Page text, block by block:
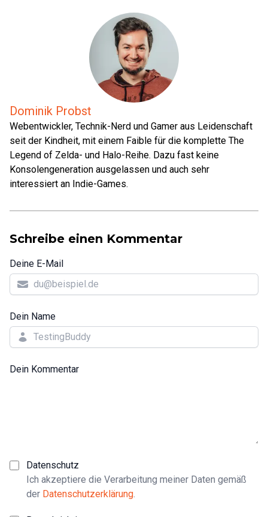
Dominik Probst
Webentwickler, Technik-Nerd und Gamer aus Leidenschaft
seit der Kindheit, mit einem Faible für die komplette The
Legend of Zelda- und Halo-Reihe. Dazu fast keine
Konsolengeneration ausgelassen und auch sehr
interessiert an Indie-Games.
Schreibe einen Kommentar
Deine E-Mail
Dein Name
Dein Kommentar
Datenschutz
Ich akzeptiere die Verarbeitung meiner Daten gemäß
der Datenschutzerklärung